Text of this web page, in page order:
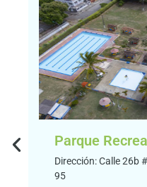
Parque
Dirección: Calle 26b
95